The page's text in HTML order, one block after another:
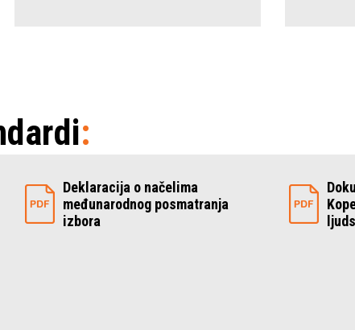
Deklaracija o načelima
međunarodnog posmatranja
izbora